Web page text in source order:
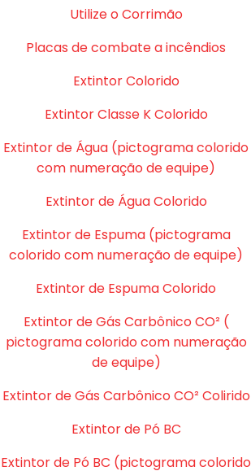
Utilize o Corrimão
Placas de combate a incêndios
Extintor Colorido
Extintor Classe K Colorido
Extintor de Água (pictograma colorido
com numeração de equipe)
Extintor de Água Colorido
Extintor de Espuma (pictograma
colorido com numeração de equipe)
Extintor de Espuma Colorido
Extintor de Gás Carbônico CO² (
pictograma colorido com numeração
de equipe)
Extintor de Gás Carbônico CO² Colirido
Extintor de Pó BC
Extintor de Pó BC (pictograma colorido